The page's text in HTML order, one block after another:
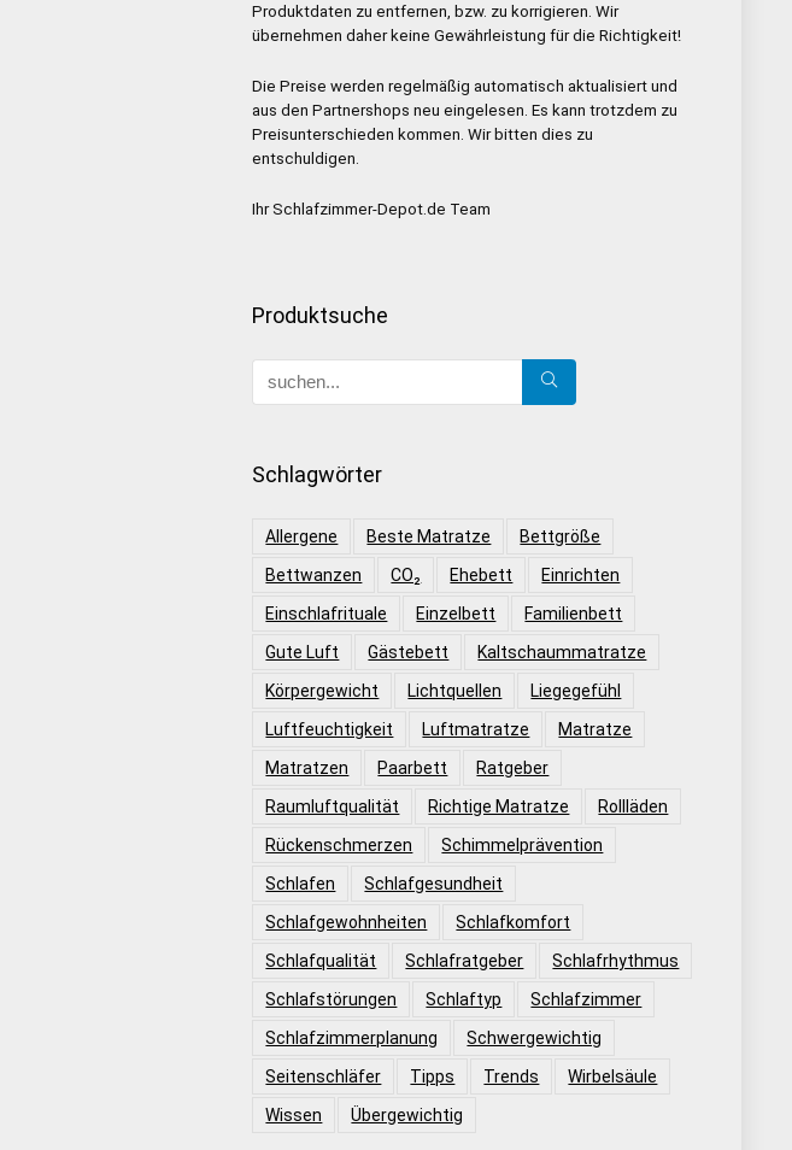
Produktdaten zu entfernen, bzw. zu korrigieren. Wir
übernehmen daher keine Gewährleistung für die Richtigkeit!
Die Preise werden regelmäßig automatisch aktualisiert und
aus den Partnershops neu eingelesen. Es kann trotzdem zu
Preisunterschieden kommen. Wir bitten dies zu
entschuldigen.
Ihr Schlafzimmer-Depot.de Team
Produktsuche
Schlagwörter
Allergene Beste Matratze
Bettgröße
Bettwanzen
CO₂ Ehebett
Einrichten
Einschlafrituale
Einzelbett
Familienbett
Gute Luft
Gästebett
Kaltschaummatratze
Körpergewicht
Lichtquellen
Liegegefühl
Luftfeuchtigkeit
Luftmatratze
Matratze
Matratzen
Paarbett
Ratgeber
Raumluftqualität
Richtige Matratze
Rollläden
Rückenschmerzen
Schimmelprävention
Schlafen
Schlafgesundheit
Schlafgewohnheiten
Schlafkomfort
Schlafqualität
Schlafratgeber
Schlafrhythmus
Schlafstörungen
Schlaftyp
Schlafzimmer
Schlafzimmerplanung
Schwergewichtig
Seitenschläfer
Tipps Trends
Wirbelsäule
Wissen
Übergewichtig